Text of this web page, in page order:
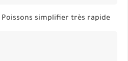
Poissons simplifier très rapide